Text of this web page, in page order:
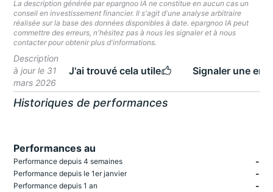
La description générée par epargnoo IA ne constitue en aucun cas un
conseil en investissement financier. Il s'agit d'une analyse arbitraire
réalisée sur la base des données disponibles à date. epargnoo IA peut
commettre des erreurs, n'hésitez pas à nous les signaler et à nous
contacter pour obtenir plus d'informations.
Description
à jour le 31
mars 2026
J'ai trouvé cela utile Signaler une
Historiques de performances
Performances au
Performance depuis 4 semaines -
Performance depuis le 1er janvier -
Performance depuis 1 an -